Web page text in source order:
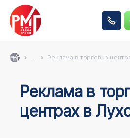
... Реклама в торговых
Реклама в
центрах в